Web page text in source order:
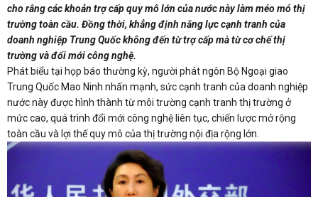
cho rằng các khoản trợ cấp quy mô lớn của nước này làm méo mó thị
trường toàn cầu. Đồng thời, khẳng định năng lực cạnh tranh của
doanh nghiệp Trung Quốc không đến từ trợ cấp mà từ cơ chế thị
trường và đổi mới công nghệ.
Phát biểu tại họp báo thường kỳ, người phát ngôn Bộ Ngoại giao
Trung Quốc Mao Ninh nhấn mạnh, sức cạnh tranh của doanh nghiệp
nước này được hình thành từ môi trường cạnh tranh thị trường ở
mức cao, quá trình đổi mới công nghệ liên tục, chiến lược mở rộng
toàn cầu và lợi thế quy mô của thị trường nội địa rộng lớn.